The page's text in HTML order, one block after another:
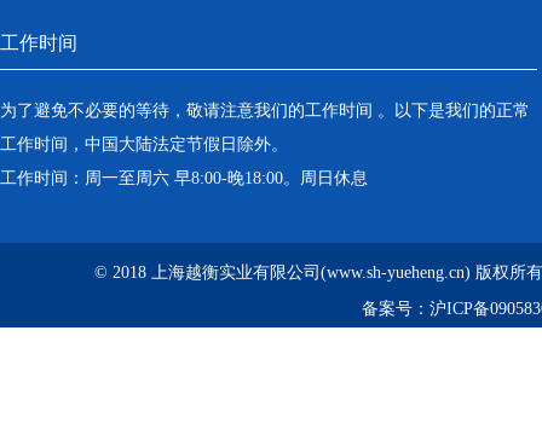
工作时间
为了避免不必要的等待，敬请注意我们的工作时间 。以下是我们的正常
工作时间，中国大陆法定节假日除外。
工作时间：周一至周六 早8:00-晚18:00。周日休息
© 2018 上海越衡实业有限公司(www.sh-yueheng.cn) 版权所
备案号： 沪ICP备